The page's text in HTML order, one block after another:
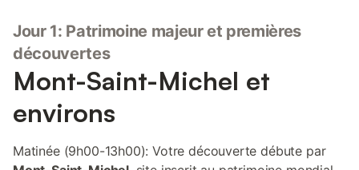
Jour 1: Patrimoine majeur et premières
découvertes
Mont-Saint-Michel et
environs
Matinée (9h00-13h00): Votre découverte débute par